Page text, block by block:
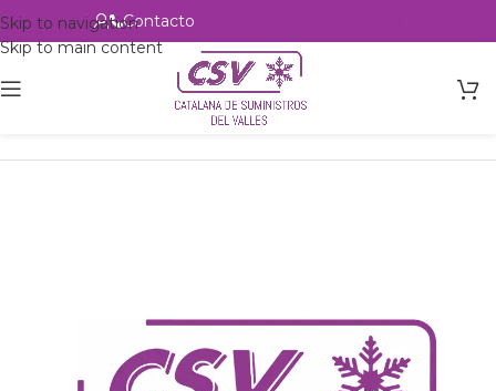
Skip to navigation
Skip to main content
Contacto
Intercambio